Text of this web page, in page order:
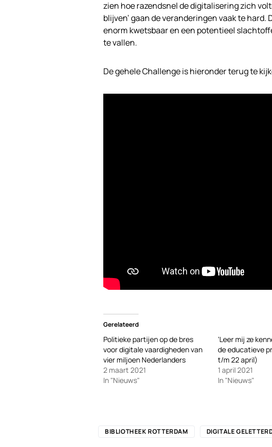
zien hoe razendsnel de digitalisering zich
blijven’ gaan de veranderingen vaak te
enorm kwetsbaar en een potentieel
te vallen.
De gehele Challenge is hieronder terug te
Gerelateerd
Politieke partijen op de bres
voor digitale vaardigheden van
vier miljoen Nederlanders
2 maart 2021
In "Nieuws"
‘Leer mij ze
de educatieve
t/m 22 april)
1 april 2021
In "Nieuws"
BIBLIOTHEEK ROTTERDAM DIGITALE